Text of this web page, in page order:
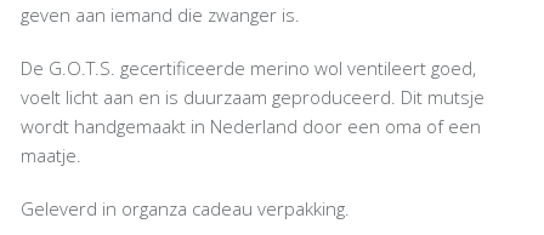
geven aan iemand die zwanger is.
De G.O.T.S. gecertificeerde merino wol ventileert goed,
voelt licht aan en is duurzaam geproduceerd. Dit mutsje
wordt handgemaakt in Nederland door een oma of een
maatje.
Geleverd in organza cadeau verpakking.